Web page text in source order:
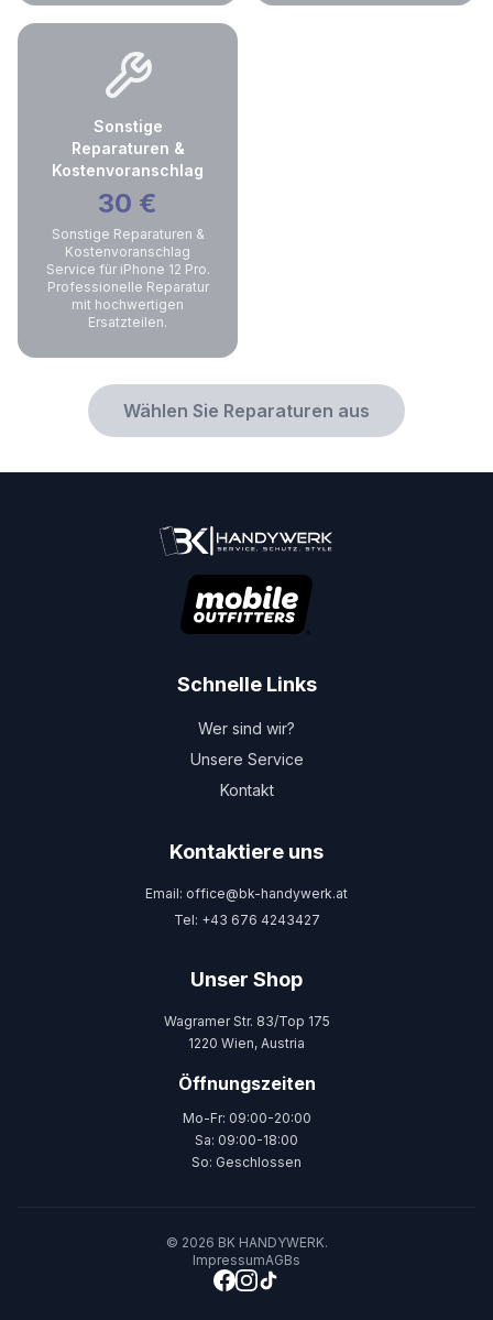
Sonstige
Reparaturen &
Kostenvoranschlag
30 €
Sonstige Reparaturen &
Kostenvoranschlag
Service für iPhone 12 Pro.
Professionelle Reparatur
mit hochwertigen
Ersatzteilen.
Wählen Sie Reparaturen aus
Schnelle Links
Wer sind wir?
Unsere Service
Kontakt
Kontaktiere uns
Email: office@bk-handywerk.at
Tel: +43 676 4243427
Unser Shop
Wagramer Str. 83/Top 175
1220 Wien, Austria
Öffnungszeiten
Mo-Fr: 09:00-20:00
Sa: 09:00-18:00
So: Geschlossen
© 2026 BK HANDYWERK.
ImpressumAGBs